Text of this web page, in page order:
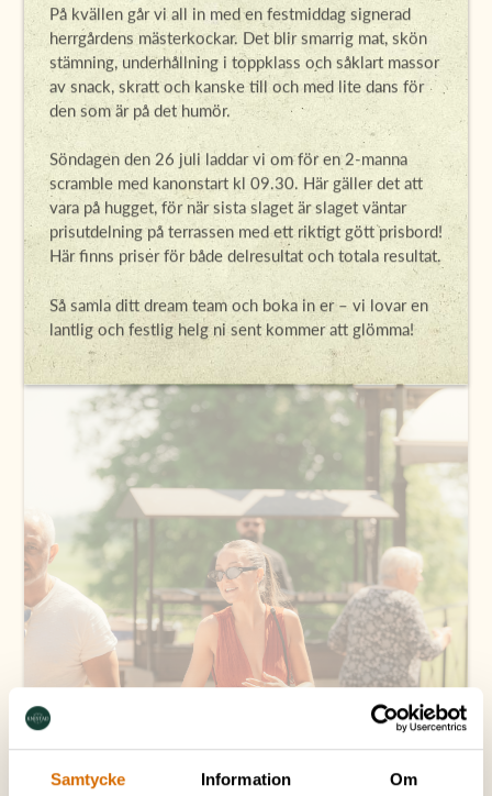
Samtycke Information Om
På kvällen går vi all in med en festmiddag signerad
herrgårdens mästerkockar. Det blir smarrig mat, skön
stämning, underhållning i toppklass och såklart massor
av snack, skratt och kanske till och med lite dans för
den som är på det humör.
Söndagen den 26 juli laddar vi om för en 2-manna
scramble med kanonstart kl 09.30. Här gäller det att
vara på hugget, för när sista slaget är slaget väntar
prisutdelning på terrassen med ett riktigt gött prisbord!
Här finns priser för både delresultat och totala resultat.
Så samla ditt dream team och boka in er – vi lovar en
lantlig och festlig helg ni sent kommer att glömma!